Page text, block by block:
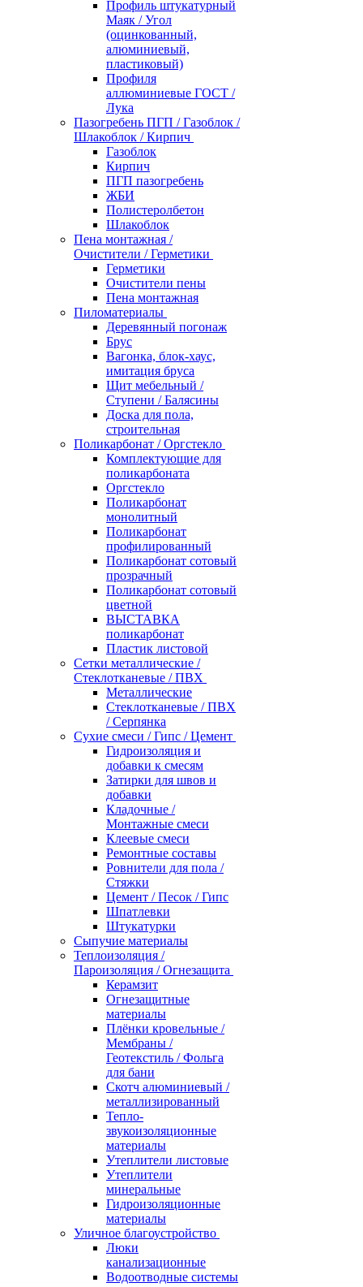
Профиль штукатурный
Маяк / Угол
(оцинкованный,
алюминиевый,
пластиковый)
Профиля
аллюминиевые ГОСТ /
Лука
Пазогребень ПГП / Газоблок /
Шлакоблок / Кирпич
Газоблок
Кирпич
ПГП пазогребень
ЖБИ
Полистеролбетон
Шлакоблок
Пена монтажная /
Очистители / Герметики
Герметики
Очистители пены
Пена монтажная
Пиломатериалы
Деревянный погонаж
Брус
Вагонка, блок-хаус,
имитация бруса
Щит мебельный /
Ступени / Балясины
Доска для пола,
строительная
Поликарбонат / Оргстекло
Комплектующие для
поликарбоната
Оргстекло
Поликарбонат
монолитный
Поликарбонат
профилированный
Поликарбонат сотовый
прозрачный
Поликарбонат сотовый
цветной
ВЫСТАВКА
поликарбонат
Пластик листовой
Сетки металлические /
Стеклотканевые / ПВХ
Металлические
Стеклотканевые / ПВХ
/ Серпянка
Сухие смеси / Гипс / Цемент
Гидроизоляция и
добавки к смесям
Затирки для швов и
добавки
Кладочные /
Монтажные смеси
Клеевые смеси
Ремонтные составы
Ровнители для пола /
Стяжки
Цемент / Песок / Гипс
Шпатлевки
Штукатурки
Сыпучие материалы
Теплоизоляция /
Пароизоляция / Огнезащита
Керамзит
Огнезащитные
материалы
Плёнки кровельные /
Мембраны /
Геотекстиль / Фольга
для бани
Скотч алюминиевый /
металлизированный
Тепло-
звукоизоляционные
материалы
Утеплители листовые
Утеплители
минеральные
Гидроизоляционные
материалы
Уличное благоустройство
Люки
канализационные
Водоотводные системы